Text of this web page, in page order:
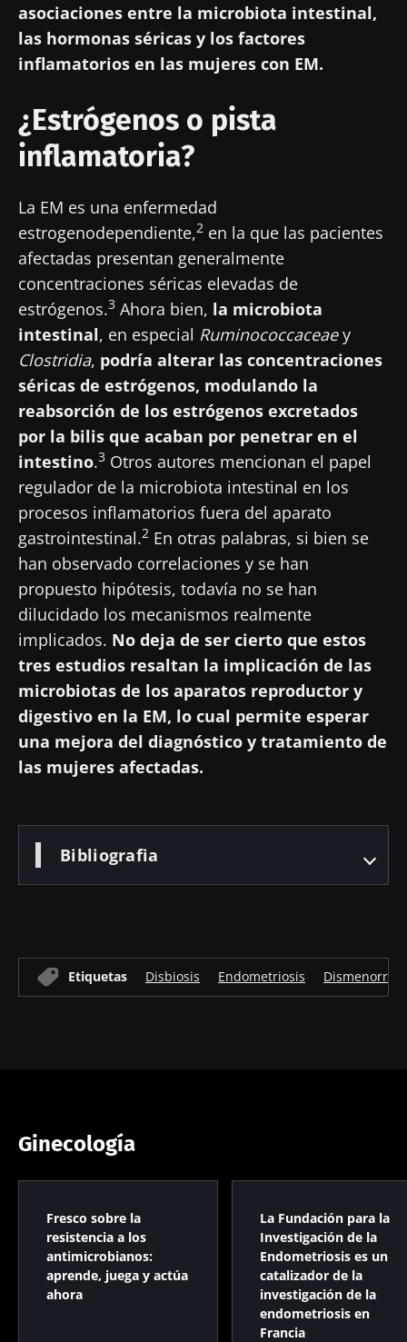
asociaciones entre la microbiota intestinal,
las hormonas séricas y los factores
inflamatorios en las mujeres con EM.
¿Estrógenos o pista
inflamatoria?
La EM es una enfermedad
estrogenodependiente,2 en la que las pacientes
afectadas presentan generalmente
concentraciones séricas elevadas de
estrógenos.3 Ahora bien, la microbiota
intestinal, en especial Ruminococcaceaey
Clostridia, podría alterar las concentraciones
séricas de estrógenos, modulando la
reabsorción de los estrógenos excretados
por la bilis que acaban por penetrar en el
intestino.3 Otros autores mencionan el papel
regulador de la microbiota intestinal en los
procesos inflamatorios fuera del aparato
gastrointestinal.2 En otras palabras, si bien se
han observado correlaciones y se han
propuesto hipótesis, todavía no se han
dilucidado los mecanismos realmente
implicados. No deja de ser cierto que estos
tres estudios resaltan la implicación de las
microbiotas de los aparatos reproductor y
digestivo en la EM, lo cual permite esperar
una mejora del diagnóstico y tratamiento de
las mujeres afectadas.
Bibliografia
Etiquetas Disbiosis Endometriosis Dismenorrea
Ginecología
Fresco sobre la
resistencia a los
antimicrobianos:
aprende, juega y actúa
ahora
La Fundación para la
Investigación de la
Endometriosis es un
catalizador de la
investigación de la
endometriosis en
Francia
Redirección
Está a punto de ser redirigido y de dejar
nuestro sitio web.
Ser redirigido
Quedarse en el sitio web del Biocodex Microbiota
Institute
Mantenerse informado
Únase a la comunidad de la microbiota para
profesionales sanitarios y reciba el
"Microbiota Digest" y el "HCP Magazine" que
microbiota.
Me gustaría registrarme para recibir más
noticias de Biocodex
He leído y acepto lascondiciones generales
de uso y la política de protección de datosdel
Biocodex Microbiota Institute
* Campo obligatorio
BMI 20-35
microbiota.
Me gustaría registrarme para recibir más
He leído y acepto lascondiciones generales
de uso y la
política de protección de datos
Biocodex Microbiota Institute
* Campo obligatorio
BMI 20-35
Descubrir
23/07/2026
Influencia
de la
microbiota
reproductiva
Leer el
artículo
16/07/2026
Microbiota
intratumoral:
¿un indicador
independiente
en el cáncer
colorrectal?
Leer el
artículo
intestinal
fortalece
músculos
Leer el
artículo